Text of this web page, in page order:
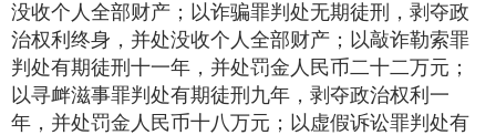
没收个人全部财产；以诈骗罪判处无期徒刑，剥夺政
治权利终身，并处没收个人全部财产；以敲诈勒索罪
判处有期徒刑十一年，并处罚金人民币二十二万元；
以寻衅滋事罪判处有期徒刑九年，剥夺政治权利一
年，并处罚金人民币十八万元；以虚假诉讼罪判处有